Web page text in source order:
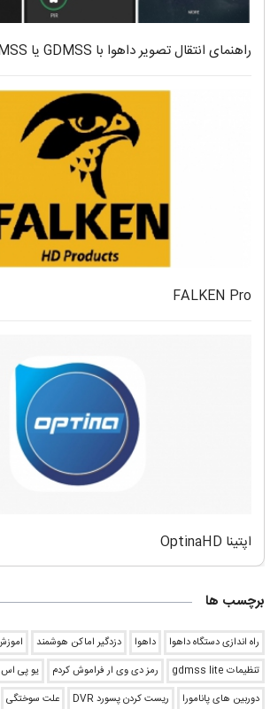
راهنمای انتقال تصویر داهوا با GDMSS یا IDMSS
FALKEN Pro
اپتینا OptinaHD
برچسب ها
راه اندازی دستگاه داهوا داهوا دزدگیر اماکن هوشمند
تنظیمات gdmss lite
رمز دی وی ار فراموش کردم
یو پی
دوربین های پانامورا
ريست كردن پسورد DVR علت سوختگی